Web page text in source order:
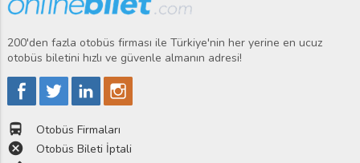
200'den fazla otobüs firması ile Türkiye'nin her yerine en ucuz
otobüs biletini hızlı ve güvenle almanın adresi!
directions_bus Otobüs Firmaları
cancel Otobüs Bileti İptali